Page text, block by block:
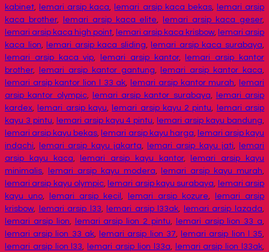
kabinet, lemari arsip kaca, lemari arsip kaca bekas,
lemari arsip
kaca brother, lemari arsip kaca elite, lemari arsip kaca geser,
lemari arsip kaca high point, lemari arsip kaca krisbow, lemari arsip
kaca lion, lemari arsip kaca sliding, lemari arsip kaca surabaya,
lemari arsip kaca vip, lemari arsip kantor,
lemari arsip kantor
brother, lemari arsip kantor gantung, lemari arsip kantor kaca,
lemari arsip kantor lion l 33 ak, lemari arsip kantor murah,
lemari
arsip kantor olympic, lemari arsip kantor surabaya,
lemari arsip
kardex, lemari arsip kayu, lemari arsip kayu 2 pintu,
lemari arsip
kayu 3 pintu, lemari arsip kayu 4 pintu, lemari arsip kayu bandung,
lemari arsip kayu bekas, lemari arsip kayu harga, lemari arsip kayu
indachi, lemari arsip kayu jakarta, lemari arsip kayu jati,
lemari
arsip kayu kaca, lemari arsip kayu kantor,
lemari arsip kayu
minimalis, lemari arsip kayu modera, lemari arsip kayu murah,
lemari arsip kayu olympic, lemari arsip kayu surabaya, lemari arsip
kayu uno, lemari arsip kecil , lemari arsip kozure,
lemari arsip
krisbow, lemari arsip l33, lemari arsip l33ak, lemari arsip lazada,
lemari arsip lion, lemari arsip lion 2 pintu, lemari arsip lion 33 a,
lemari arsip lion 33 ak, lemari arsip lion 37, lemari arsip lion l 35,
lemari arsip lion l33, lemari arsip lion l33a, lemari arsip lion l33ak,